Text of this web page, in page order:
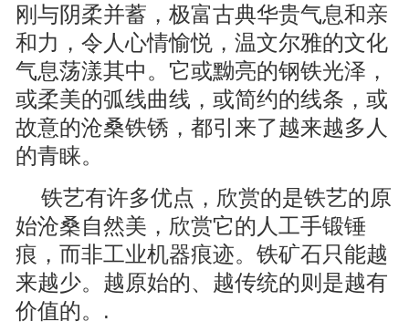
刚与阴柔并蓄，极富古典华贵气息和亲
和力，令人心情愉悦，温文尔雅的文化
气息荡漾其中。它或黝亮的钢铁光泽，
或柔美的弧线曲线，或简约的线条，或
故意的沧桑铁锈，都引来了越来越多人
的青睐。
铁艺有许多优点，欣赏的是铁艺的原
始沧桑自然美，欣赏它的人工手锻锤
痕，而非工业机器痕迹。铁矿石只能越
来越少。越原始的、越传统的则是越有
价值的。.